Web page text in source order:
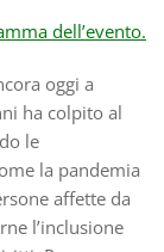
dell’evento.
oggi a
ha colpito al
le
la pandemia
affette da
l’inclusione